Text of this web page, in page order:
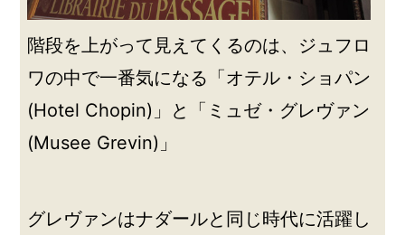
階段を上がって見えてくるのは、ジュフロ
ワの中で一番気になる「オテル・ショパン
(Hotel Chopin)」と「ミュゼ・グレヴァン
(Musee Grevin)」
グレヴァンはナダールと同じ時代に活躍し